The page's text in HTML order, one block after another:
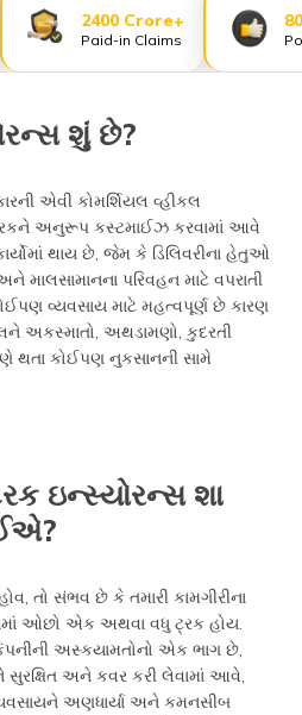
2400 Crore+
Paid-in Claims
શું છે?
એવી કોમર્શિયલ વ્હીકલ
અનુરૂપ કસ્ટમાઈઝ કરવામાં આવે
થાય છે, જેમ કે ડિલિવરીના હેતુઓ
માલસામાનના પરિવહન માટે વપરાતી
વ્યવસાય માટે મહત્વપૂર્ણ છે કારણ
અકસ્માતો, અથડામણો, કુદરતી
કોઈપણ નુકસાનની સામે
ઇન્સ્યોરન્સ શા
તો સંભવ છે કે તમારી કામગીરીના
ઓછો એક અથવા વધુ ટ્રક હોય.
અસ્કયામતોનો એક ભાગ છે,
અને કવર કરી લેવામાં આવે,
અણધાર્યા અને કમનસીબ